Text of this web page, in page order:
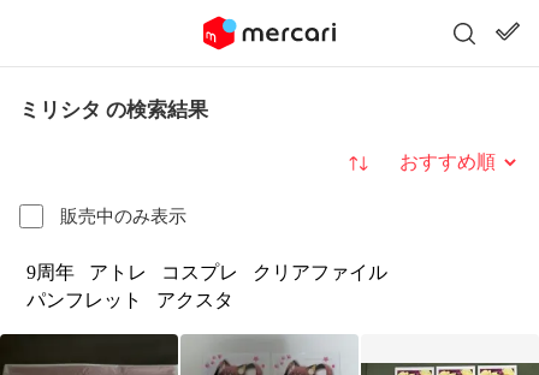
ミリシタ の検索結果
販売中のみ表示
並び替え
9周年 アトレ コスプレ
クリアファイル
パンフレット
アクスタ